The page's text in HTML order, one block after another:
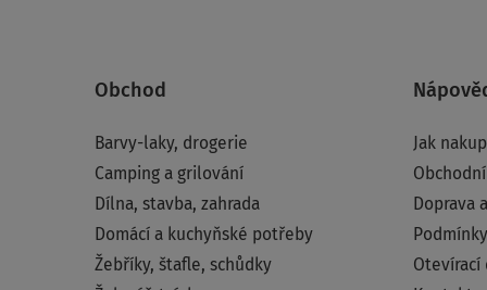
Obchod
Barvy-laky, drogerie
Camping a grilování
Dílna, stavba, zahrada
Domácí a kuchyňské potřeby
Žebříky, štafle, schůdky
Jak
Doprava
Otevírací